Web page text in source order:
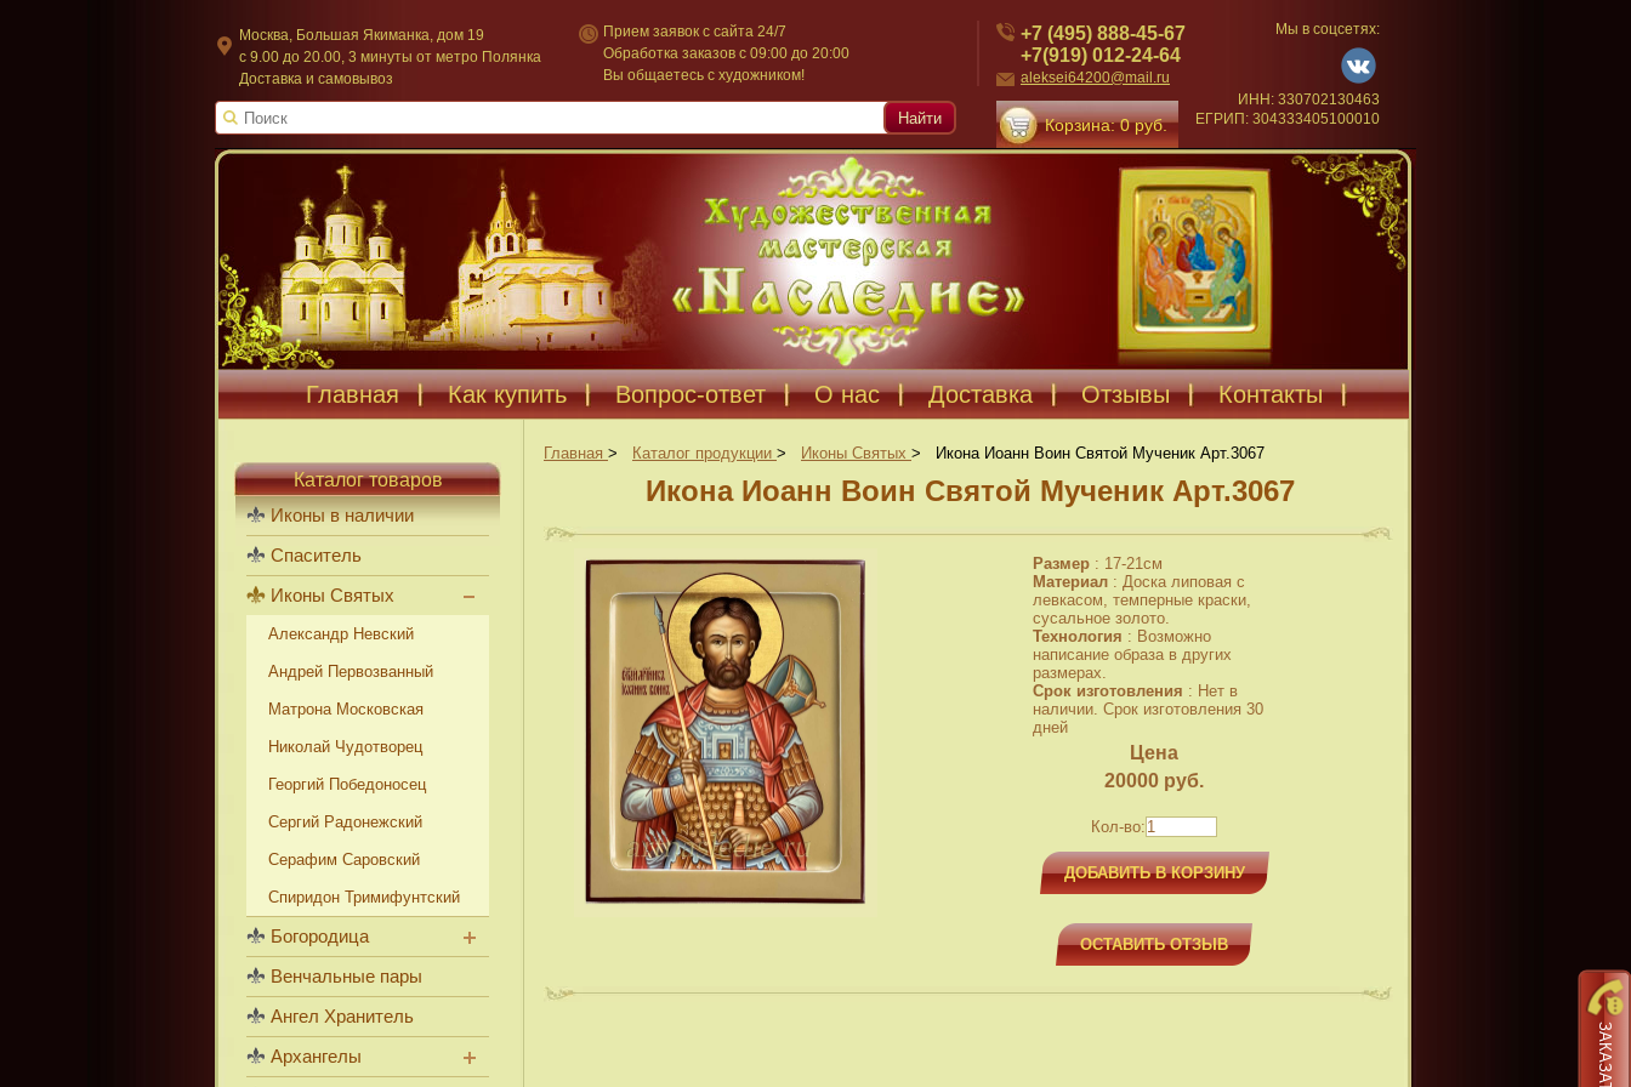
Москва, Большая Якиманка, дом 19
c 9.00 до 20.00, 3 минуты от метро Полянка
Доставка и самовывоз
Прием заявок с сайта 24/7
Обработка заказов с 09:00 до 20:00
Вы общаетесь с художником!
+7 (495) 888-45-67
+7(919) 012-24-64
aleksei64200@mail.ru
Корзина: 0 руб.
Мы в соцсетях:
ИНН: 330702130463
ЕГРИП: 304333405100010
Найти
Главная Как купить Вопрос-ответ О нас Доставка Отзывы Контакты
Главная > Каталог продукции > Иконы Святых > Икона Иоанн Воин Святой Мученик Арт.3067
Икона Иоанн Воин Святой Мученик Арт.3067
Размер : 17-21см
Материал : Доска липовая с
левкасом, темперные краски,
сусальное золото.
Технология : Возможно
написание образа в других
размерах.
Срок изготовления : Нет в
наличии. Срок изготовления 30
дней
Цена
20000 руб.
Кол-во:
ДОБАВИТЬ В КОРЗИНУ
ОСТАВИТЬ ОТЗЫВ
Каталог товаров
Иконы в наличии
Спаситель
Иконы Святых
Александр Невский
Андрей Первозванный
Матрона Московская
Николай Чудотворец
Георгий Победоносец
Сергий Радонежский
Серафим Саровский
Спиридон Тримифунтский
Богородица
Венчальные пары
Ангел Хранитель
Архангелы